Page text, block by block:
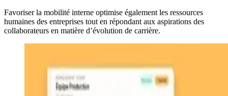
Favoriser la mobilité interne optimise également les ressources
humaines des entreprises tout en répondant aux aspirations des
collaborateurs en matière d’évolution de carrière.